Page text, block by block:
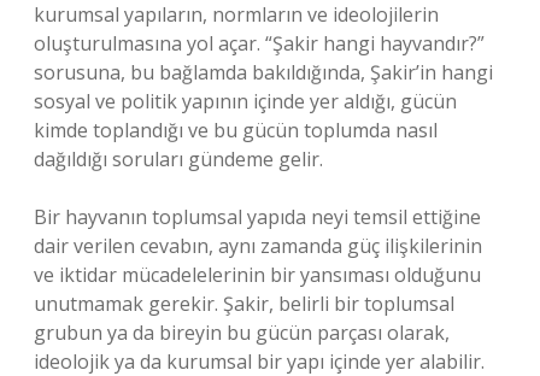
kurumsal yapıların, normların ve ideolojilerin
oluşturulmasına yol açar. “Şakir hangi hayvandır?”
sorusuna, bu bağlamda bakıldığında, Şakir’in hangi
sosyal ve politik yapının içinde yer aldığı, gücün
kimde toplandığı ve bu gücün toplumda nasıl
dağıldığı soruları gündeme gelir.
Bir hayvanın toplumsal yapıda neyi temsil ettiğine
dair verilen cevabın, aynı zamanda güç ilişkilerinin
ve iktidar mücadelelerinin bir yansıması olduğunu
unutmamak gerekir. Şakir, belirli bir toplumsal
grubun ya da bireyin bu gücün parçası olarak,
ideolojik ya da kurumsal bir yapı içinde yer alabilir.